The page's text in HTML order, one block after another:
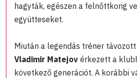
hagyták, egészen a felnőttkorig
együtteseket.
Miután a legendás tréner
Vladimir Matejov érkezett a
következő generációt. A korábbi